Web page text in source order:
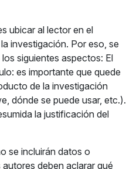
ubicar al lector en el
investigación. Por eso, se
siguientes aspectos: El
es importante que quede
de la investigación
dónde se puede usar, etc.).
la justificación del
se incluirán datos o
deben aclarar qué